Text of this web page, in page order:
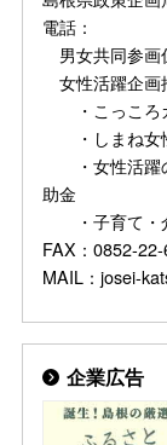
電話：
男女共同参画
女性活躍企画
・こっころ
・しまね女
・女性活躍
助金
・子育て・
FAX：0852-
MAIL：josei-
企業広告